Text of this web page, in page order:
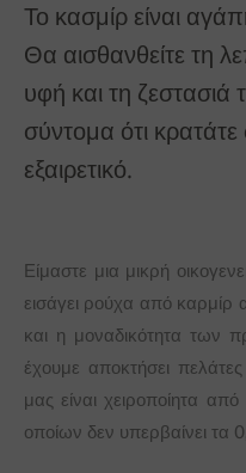
Το κασμίρ είναι
Θα αισθανθείτε τη
υφή και τη
σύντομα ότι
εξαιρετικό.
Είμαστε μια μικρή
εισάγει ρούχα από καρμίρ
και η μοναδικότητα των
έχουμε αποκτήσει
μας είναι χειροποίητα
οποίων δεν υπερβαίνει τα